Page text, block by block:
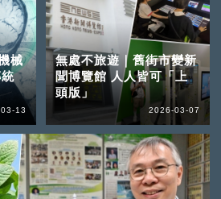
械
13
無處不旅遊｜舊街市變新
聞博覽館 人人皆可「上
頭版」
2026-03-07